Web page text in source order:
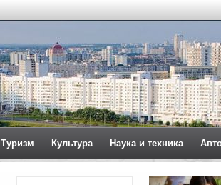
Туризм Культура Наука и техника